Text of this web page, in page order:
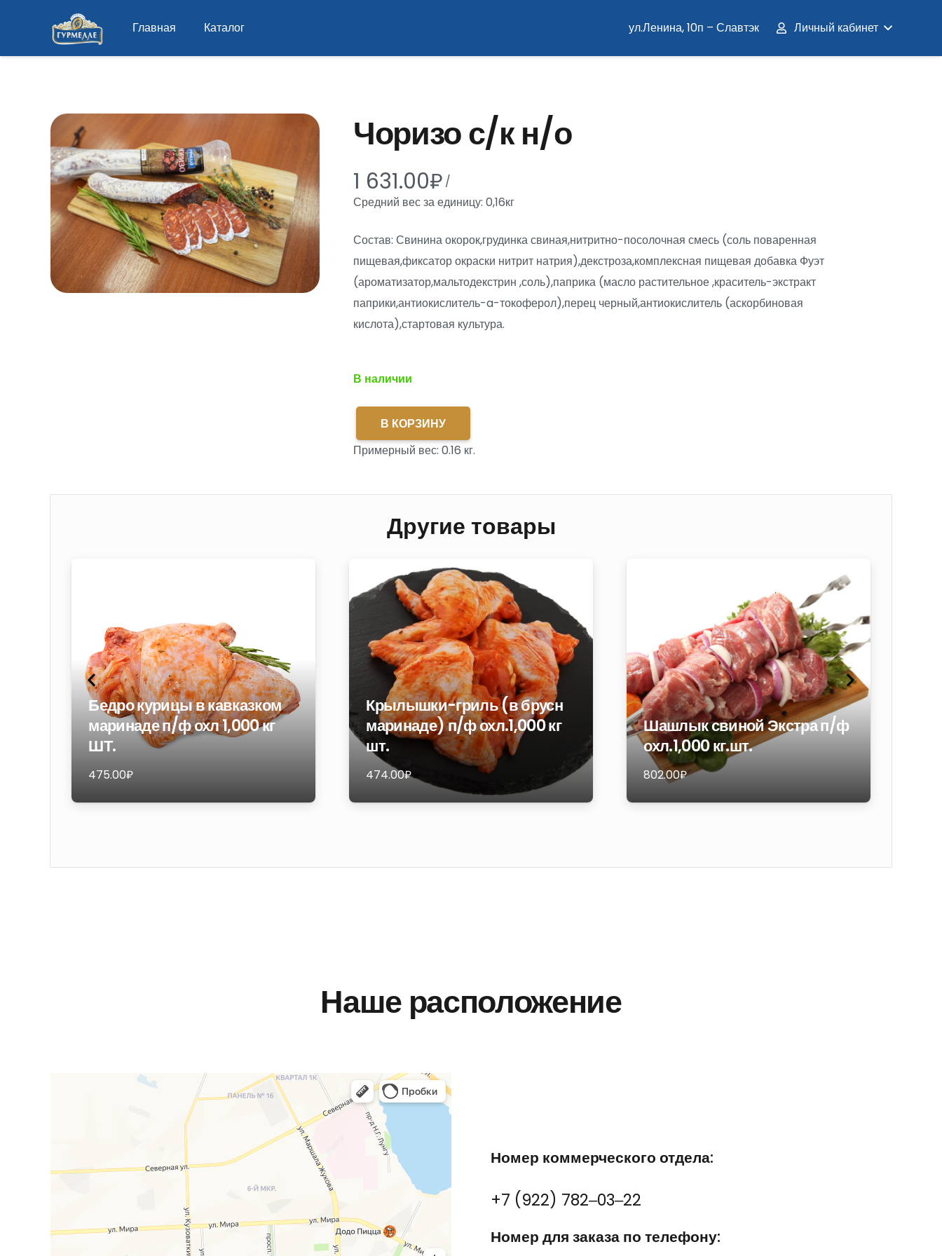
Главная Каталог ул.Ленина, 10п – Славтэк Личный кабинет
Чоризо с/к н/о
1 631.00₽ /
Средний вес за единицу: 0,16кг
Состав: Свинина окорок,грудинка свиная,нитритно-посолочная смесь (соль поваренная
пищевая,фиксатор окраски нитрит натрия),декстроза,комплексная пищевая добавка Фуэт
(ароматизатор,мальтодекстрин ,соль),паприка (масло растительное ,краситель-экстракт
паприки,антиокислитель-a-токоферол),перец черный,антиокислитель (аскорбиновая
кислота),стартовая культура.
В наличии
Количество
товара
с/
В КОРЗИНУ
Примерный вес: 0.16 кг.
Другие товары
Бедро курицы в кавказком
маринаде п/ф охл 1,000 кг
ШТ.
475.00₽
Крылышки-гриль (в брусн
маринаде) п/ф охл.1,000 кг
шт.
474.00₽
Шашлык свиной Экстра п/ф
охл.1,000 кг.шт.
802.00₽
Наше расположение
Номер коммерческого отдела:
+7 (922) 782‒03‒22
Номер для заказа по телефону: